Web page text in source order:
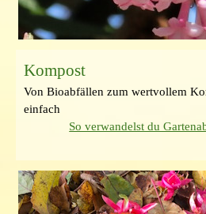
Kompost
Von Bioabfällen zum wertvollem
einfach
So verwandelst du